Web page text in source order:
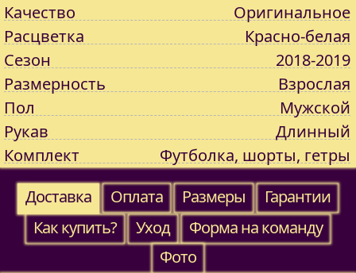
Качество
Оригинальное
Расцветка
Красно-белая
Сезон
2018-2019
Размерность
Взрослая
Пол
Мужской
Рукав
Длинный
Комплект
Футболка, шорты, гетры
Доставка
Оплата Размеры
Гарантии
Как купить?
Уход
Форма на команду
Фото